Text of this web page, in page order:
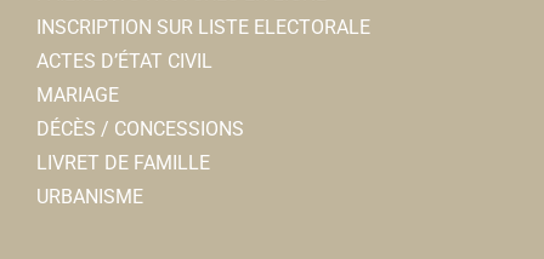
INSCRIPTION SUR LISTE ELECTORALE
ACTES D’ÉTAT CIVIL
MARIAGE
DÉCÈS / CONCESSIONS
LIVRET DE FAMILLE
URBANISME